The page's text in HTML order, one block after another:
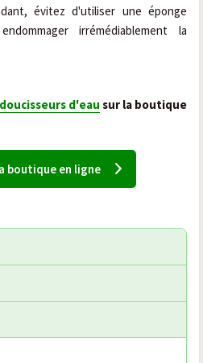
évitez d'utiliser une éponge
irrémédiablement la
d'eau sur la boutique
boutique en ligne